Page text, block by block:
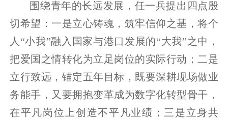
围绕青年的长远发展，任一兵提出四点殷
切希望：一是立心铸魂，筑牢信仰之基，将个
人“小我”融入国家与港口发展的“大我”之中，
把爱国之情转化为立足岗位的实际行动；二是
立行致远，锚定五年目标，既要深耕现场做业
务能手，又要拥抱变革成为数字化转型骨干，
在平凡岗位上创造不平凡业绩；三是立身共